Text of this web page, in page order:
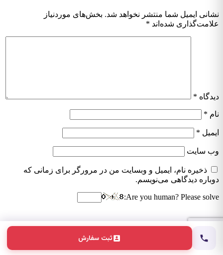
ثبت سفارش
نشانی ایمیل شما منتشر نخواهد شد. بخش‌های موردنیاز
علامت‌گذاری شده‌اند *
دیدگاه *
نام *
ایمیل *
وب‌ سایت
ذخیره نام، ایمیل و وبسایت من در مرورگر برای زمانی که
دوباره دیدگاهی می‌نویسم.
Are you human? Please solve: